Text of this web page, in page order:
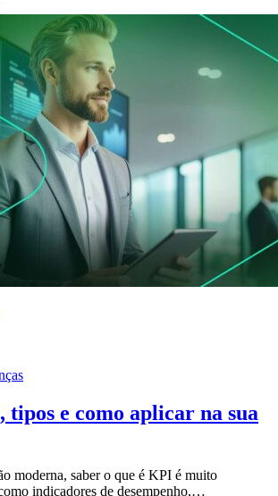
tipos e como aplicar na sua
moderna, saber o que é KPI é muito
indicadores de desempenho,…